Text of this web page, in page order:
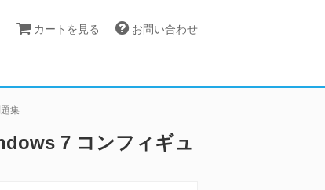
カートを見る お問い合わせ
集
7 コンフィギュ